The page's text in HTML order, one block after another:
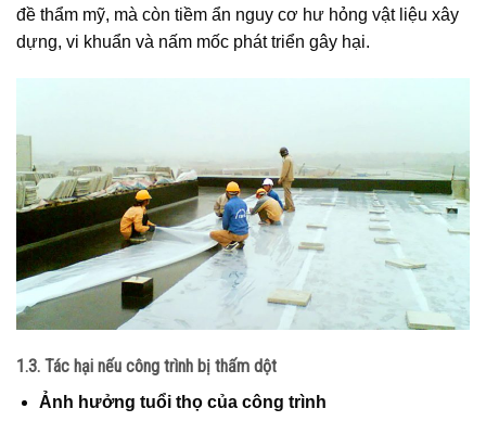
đề thẩm mỹ, mà còn tiềm ẩn nguy cơ hư hỏng vật liệu xây
dựng, vi khuẩn và nấm mốc phát triển gây hại.
1.3. Tác hại nếu công trình bị thấm dột
Ảnh hưởng tuổi thọ của công trình